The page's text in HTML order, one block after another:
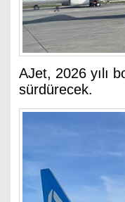
AJet, 2026 yılı
sürdürecek.